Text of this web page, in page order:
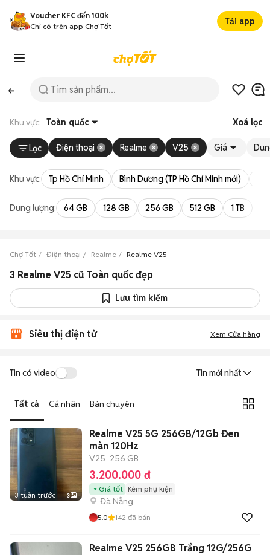
Voucher KFC đến 100k
Chỉ có trên app Chợ Tốt
Tải app
Khu vực: Toàn quốc Xoá lọc
Lọc Điện thoại Realme V25 Giá
Khu vực: Tp Hồ Chí Minh Bình Dương (TP Hồ Chí Minh mới)
Dung lượng: 64 GB 128 GB 256 GB 512 GB 1 TB
Chợ Tốt Điện thoại Realme Realme V25
3 Realme V25 cũ Toàn quốc đẹp
Lưu tìm kiếm
Siêu thị điện tử Xem Cửa hàng
Tin có video Tin mới nhất
Tất cả Cá nhân Bán chuyên
3 tuần trước 3
Realme V25 5G 256GB/12Gb Đen
màn 120Hz
V25 256 GB
3.200.000 đ
Giá tốt Kèm phụ kiện
Đà Nẵng
5.0 142 đã bán
Realme V25 256GB Trắng 12G/256G